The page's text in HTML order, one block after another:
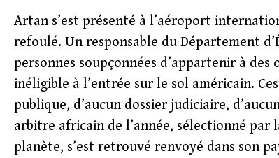
Artan s’est présenté à l’aéroport
refoulé. Un responsable du Département
personnes soupçonnées d’appartenir à
inéligible à l’entrée sur le sol américain.
publique, d’aucun dossier judiciaire,
arbitre africain de l’année, sélectionné
planète, s’est retrouvé renvoyé dans son